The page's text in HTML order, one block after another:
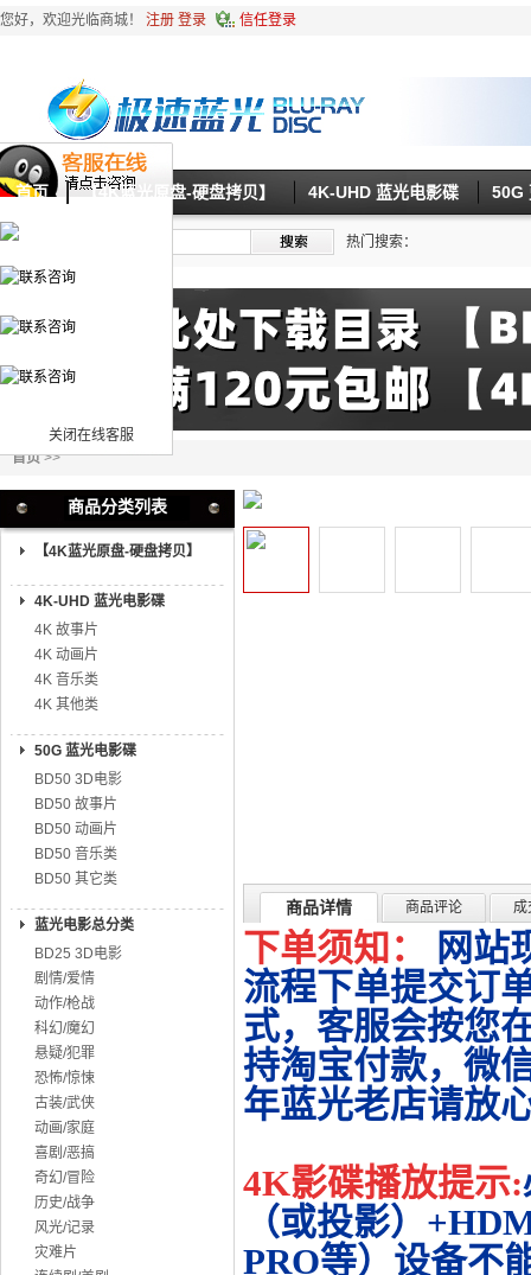
关闭在线客服
您好，欢迎光临商城！ 注册 登录 信任登录
首页 【4K蓝光原盘-硬盘拷贝】 4K-UHD 蓝光电影碟 50G
热门搜索：
首页>>
商品分类列表
【4K蓝光原盘-硬盘拷贝】
4K-UHD 蓝光电影碟
4K 故事片
4K 动画片
4K 音乐类
4K 其他类
50G 蓝光电影碟
BD50 3D电影
BD50 故事片
BD50 动画片
BD50 音乐类
BD50 其它类
蓝光电影总分类
BD25 3D电影
剧情/爱情
动作/枪战
科幻/魔幻
悬疑/犯罪
恐怖/惊悚
古装/武侠
动画/家庭
喜剧/恶搞
奇幻/冒险
历史/战争
风光/记录
灾难片
商品详情 商品评论 成
下单须知：
网站
流程下单提交订
式，客服会按您
持淘宝付款，微
年蓝光老店请放
4K影碟播放提示:
（或投影）
PRO等）设备不